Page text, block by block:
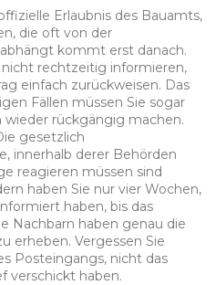
Erlaubnis des Bauamts,
die oft von der
kommt erst danach.
rechtzeitig informieren,
einfach zurückweisen. Das
Fällen müssen Sie sogar
rückgängig machen.
gesetzlich
innerhalb derer Behörden
reagieren müssen sind
haben Sie nur vier Wochen,
haben, bis das
Nachbarn haben genau die
erheben. Vergessen Sie
Posteingangs, nicht das
verschickt haben.